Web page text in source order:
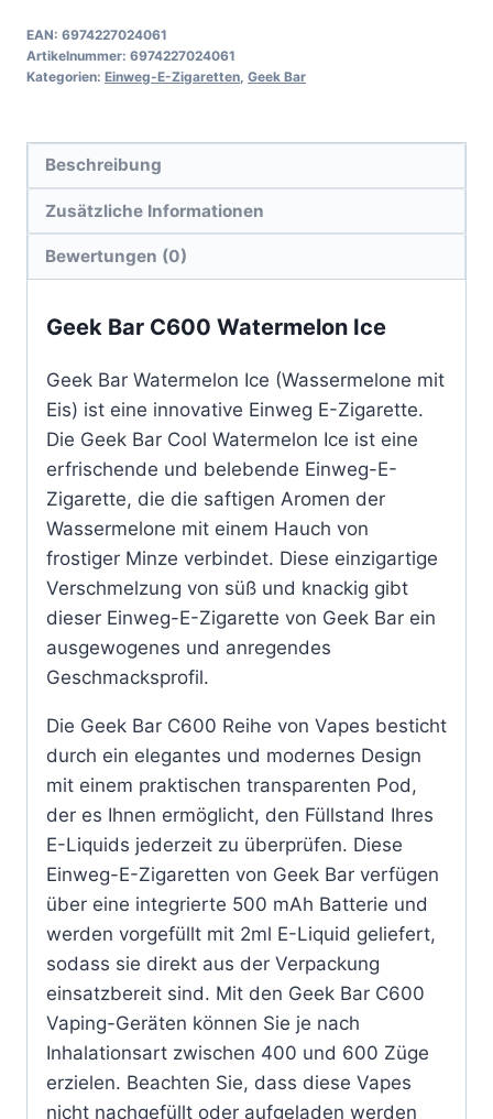
EAN: 6974227024061
Artikelnummer: 6974227024061
Kategorien: Einweg-E-Zigaretten Geek Bar
Beschreibung
Zusätzliche Informationen
Bewertungen (0)
Geek Bar C600 Watermelon Ice
Geek Bar Watermelon Ice (Wassermelone mit
Eis) ist eine innovative Einweg E-Zigarette.
Die Geek Bar Cool Watermelon Ice ist eine
erfrischende und belebende Einweg-E-
Zigarette, die die saftigen Aromen der
Wassermelone mit einem Hauch von
frostiger Minze verbindet. Diese einzigartige
Verschmelzung von süß und knackig gibt
dieser Einweg-E-Zigarette von Geek Bar ein
ausgewogenes und anregendes
Geschmacksprofil.
Die Geek Bar C600 Reihe von Vapes besticht
durch ein elegantes und modernes Design
mit einem praktischen transparenten Pod,
der es Ihnen ermöglicht, den Füllstand Ihres
E-Liquids jederzeit zu überprüfen. Diese
Einweg-E-Zigaretten von Geek Bar verfügen
über eine integrierte 500 mAh Batterie und
werden vorgefüllt mit 2ml E-Liquid geliefert,
sodass sie direkt aus der Verpackung
einsatzbereit sind. Mit den Geek Bar C600
Vaping-Geräten können Sie je nach
Inhalationsart zwischen 400 und 600 Züge
erzielen. Beachten Sie, dass diese Vapes
nicht nachgefüllt oder aufgeladen werden